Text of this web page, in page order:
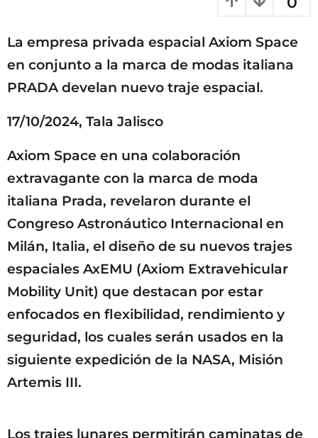
s
a
g
o
La empresa privada espacial Axiom Space
en conjunto a la marca de modas italiana
PRADA develan nuevo traje espacial.
17/10/2024, Tala Jalisco
Axiom Space en una colaboración
extravagante con la marca de moda
italiana Prada, revelaron durante el
Congreso Astronáutico Internacional en
Milán, Italia, el diseño de su nuevos trajes
espaciales AxEMU (Axiom Extravehicular
Mobility Unit) que destacan por estar
enfocados en flexibilidad, rendimiento y
seguridad, los cuales serán usados en la
siguiente expedición de la NASA, Misión
Artemis III.
Los trajes lunares permitirán caminatas de